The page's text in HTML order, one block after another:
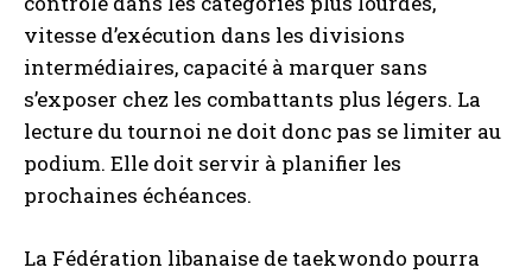
vitesse d’exécution dans les divisions
intermédiaires, capacité à marquer sans
s’exposer chez les combattants plus légers. La
lecture du tournoi ne doit donc pas se limiter au
podium. Elle doit servir à planifier les
prochaines échéances.
La Fédération libanaise de taekwondo pourra